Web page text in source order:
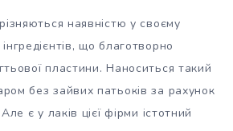
наявністю у своєму
що благотворно
пластини. Наноситься такий
без зайвих патьоків за рахунок
є у лаків цієї фірми істотний